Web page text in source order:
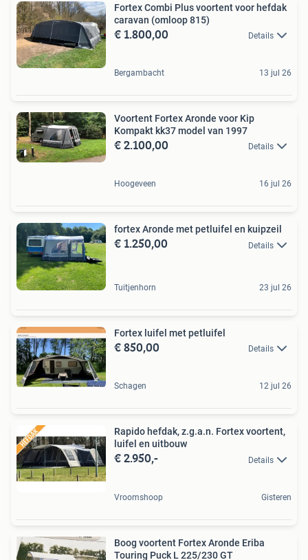
Fortex Combi Plus voortent voor hefdak
caravan (omloop 815)
€ 1.800,00 Details
Bergambacht 13 jul 26
Voortent Fortex Aronde voor Kip
Kompakt kk37 model van 1997
€ 2.100,00 Details
Hoogeveen 16 jul 26
fortex Aronde met petluifel en kuipzeil
€ 1.250,00 Details
Tuitjenhorn 23 jul 26
Fortex luifel met petluifel
€ 850,00 Details
Schagen 12 jul 26
Rapido hefdak, z.g.a.n. Fortex voortent,
luifel en uitbouw
€ 2.950,- Details
Vroomshoop Gisteren
Boog voortent Fortex Aronde Eriba
Touring Puck L 225/230 GT